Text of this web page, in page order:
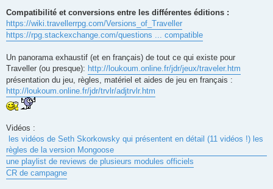
Compatibilité et conversions entre les différentes éditions :
https://wiki.travellerrpg.com/Versions_of_Traveller
https://rpg.stackexchange.com/questions ... compatible
Un panorama exhaustif (et en français) de tout ce qui existe pour
Traveller (ou presque): http://loukoum.online.fr/jdr/jeux/traveler.htm
présentation du jeu, règles, matériel et aides de jeu en français :
http://loukoum.online.fr/jdr/trvlr/adjtrvlr.htm
Vidéos :
les vidéos de Seth Skorkowsky qui présentent en détail (11 vidéos !) les
règles de la version Mongoose
une playlist de reviews de plusieurs modules officiels
CR de campagne